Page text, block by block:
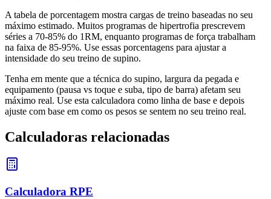
A tabela de porcentagem mostra cargas de treino baseadas no seu
máximo estimado. Muitos programas de hipertrofia prescrevem
séries a 70-85% do 1RM, enquanto programas de força trabalham
na faixa de 85-95%. Use essas porcentagens para ajustar a
intensidade do seu treino de supino.
Tenha em mente que a técnica do supino, largura da pegada e
equipamento (pausa vs toque e suba, tipo de barra) afetam seu
máximo real. Use esta calculadora como linha de base e depois
ajuste com base em como os pesos se sentem no seu treino real.
Calculadoras relacionadas
Calculadora RPE